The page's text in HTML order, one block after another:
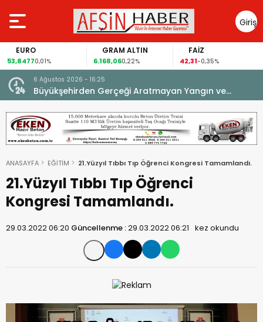
Giriş
Yap
0,01%
GRAM ALTIN
6.168,060,22%
FAİZ
42,31 -0,35%
6 Ağustos 2026 - 16:25
Büyükşehirden Gerçeği Aratmayan Yangın ve
Kurtarma Tatbikatı.
ANASAYFA EĞİTİM 21.Yüzyıl Tıbbı Tıp Öğrenci Kongresi Tamamlandı.
21.Yüzyıl Tıbbı Tıp Öğrenci
Kongresi Tamamlandı.
29.03.2022 06:20 Güncellenme :29.03.2022 06:21 kez okundu